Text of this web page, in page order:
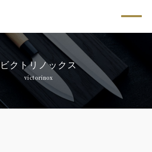
ビクトリノックス
victorinox